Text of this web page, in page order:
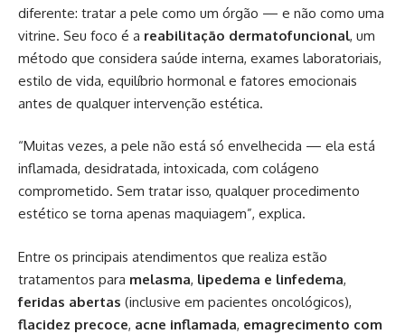
diferente: tratar a pele como um órgão — e não como uma
vitrine. Seu foco é a reabilitação dermatofuncional, um
método que considera saúde interna, exames laboratoriais,
estilo de vida, equilíbrio hormonal e fatores emocionais
antes de qualquer intervenção estética.
“Muitas vezes, a pele não está só envelhecida — ela está
inflamada, desidratada, intoxicada, com colágeno
comprometido. Sem tratar isso, qualquer procedimento
estético se torna apenas maquiagem”, explica.
Entre os principais atendimentos que realiza estão
tratamentos para melasma, lipedema e linfedema,
feridas abertas (inclusive em pacientes oncológicos),
flacidez precoce, acne inflamada, emagrecimento com